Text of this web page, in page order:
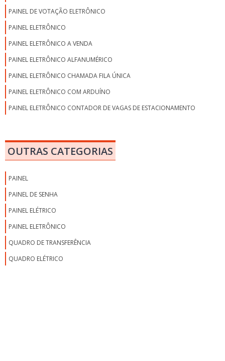
PAINEL DE VOTAÇÃO ELETRÔNICO
PAINEL ELETRÔNICO
PAINEL ELETRÔNICO A VENDA
PAINEL ELETRÔNICO ALFANUMÉRICO
PAINEL ELETRÔNICO CHAMADA FILA ÚNICA
PAINEL ELETRÔNICO COM ARDUÍNO
PAINEL ELETRÔNICO CONTADOR DE VAGAS DE ESTACIONAMENTO
PAINEL ELETRÔNICO DE CHAMADA DE FILA ÚNICA
PAINEL ELETRÔNICO DE CIPA
PAINEL ELETRÔNICO DE LEDS INFORMATIVO
OUTRAS CATEGORIAS
PAINEL
PAINEL DE SENHA
PAINEL ELÉTRICO
PAINEL ELETRÔNICO
QUADRO DE TRANSFERÊNCIA
QUADRO ELÉTRICO